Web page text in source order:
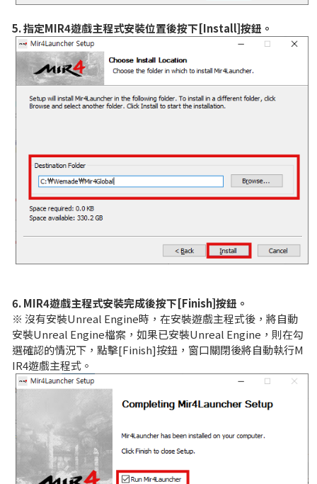
5. 指定MIR4遊戲主程式安裝位置後按下[Install]按鈕。
6. MIR4遊戲主程式安裝完成後按下[Finish]按鈕。
※ 沒有安裝Unreal Engine時，在安裝遊戲主程式後，將自動
安裝Unreal Engine檔案，如果已安裝Unreal Engine，則在勾
選確認的情況下，點擊[Finish]按鈕，窗口關閉後將自動執行M
IR4遊戲主程式。